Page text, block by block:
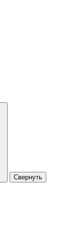
Свернуть